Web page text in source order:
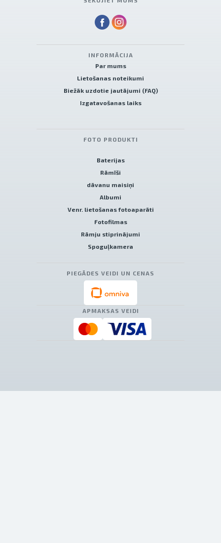
INFORMĀCIJA
Par mums
Lietošanas noteikumi
Biežāk uzdotie jautājumi (FAQ)
Izgatavošanas laiks
FOTO PRODUKTI
Baterijas
Rāmīši
dāvanu maisiņi
Albumi
Venr. lietošanas fotoaparāti
Fotofilmas
Rāmju stiprinājumi
Spoguļkamera
PIEGĀDES VEIDI UN CENAS
APMAKSAS VEIDI